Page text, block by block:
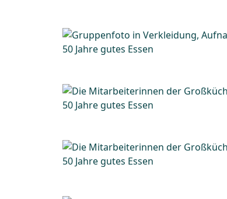
50 Jahre gutes Essen
50 Jahre gutes Essen
50 Jahre gutes Essen